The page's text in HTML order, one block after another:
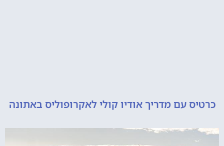
עם מדריך אודיו קולי לאקרופוליס באתונה